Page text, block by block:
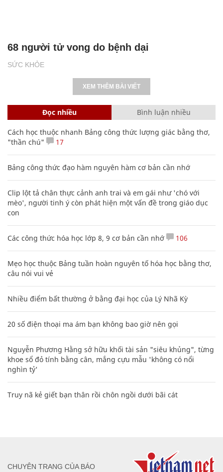
SỨC KHỎE
68 người tử vong do bệnh dại
XEM THÊM BÀI VIẾT
Đọc nhiều Bình luận nhiều
Cách học thuộc nhanh Bảng công thức lượng giác bằng thơ,
"thần chú"
17
Bảng công thức đạo hàm nguyên hàm cơ bản cần nhớ
Clip lột tả chân thực cảnh anh trai và em gái như 'chó với
mèo', người tinh ý còn phát hiện một vấn đề trong giáo dục
con
Các công thức hóa học lớp 8, 9 cơ bản cần nhớ 106
Mẹo học thuộc Bảng tuần hoàn nguyên tố hóa học bằng thơ,
câu nói vui vẻ
Nhiều điểm bất thường ở bằng đại học của Lý Nhã Kỳ
20 số điện thoại ma ám bạn không bao giờ nên gọi
Nguyễn Phương Hằng sở hữu khối tài sản "siêu khủng", từng
khoe sổ đỏ tính bằng cân, mắng cựu mẫu 'không có nổi
nghìn tỷ'
Truy nã kẻ giết bạn thân rồi chôn ngồi dưới bãi cát
CHUYÊN TRANG CỦA BÁO